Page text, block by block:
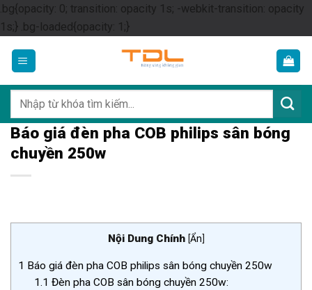
.bg{opacity: 0; transition: opacity 1s; -webkit-transition: opacity
1s;} .bg-loaded{opacity: 1;}Skip
content
kiếm:
Báo giá đèn pha COB philips sân bóng
chuyền 250w
Nội Dung Chính [Ẩn]
1 Báo giá đèn pha COB philips sân bóng chuyền 250w
1.1 Đèn pha COB sân bóng chuyền 250w: